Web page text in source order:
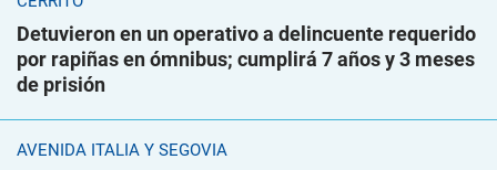
Detuvieron en un operativo a delincuente requerido
por rapiñas en ómnibus; cumplirá 7 años y 3 meses
de prisión
AVENIDA ITALIA Y SEGOVIA